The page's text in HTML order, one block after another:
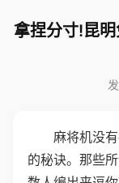
拿捏分寸!昆
麻将机没
的秘诀。那些